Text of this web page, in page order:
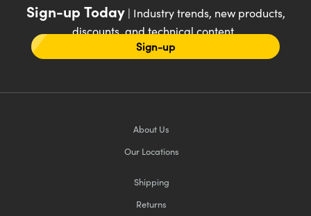
Sign-up Today| Industry trends, new products,
discounts, and technical content
Sign-up
About Us
Our Locations
Shipping
Returns